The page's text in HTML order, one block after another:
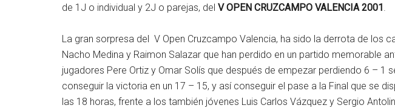
de 1J o individual y 2J o parejas, del V OPEN CRUZCAMPO VALENCIA 2001.
La gran sorpresa del V Open Cruzcampo Valencia, ha sido la derrota de los
Nacho Medina y Raimon Salazar que han perdido en un partido memorable
jugadores Pere Ortiz y Omar Solís que después de empezar perdiendo 6 – 1
conseguir la victoria en un 17 – 15, y así conseguir el pase a la Final que se
las 18 horas, frente a los también jóvenes Luis Carlos Vázquez y Sergio